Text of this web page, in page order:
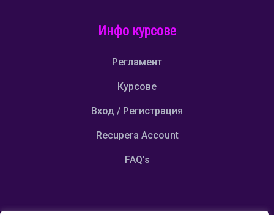
Инфо курсове
Регламент
Курсове
Вход / Регистрация
Recupera Account
FAQ's